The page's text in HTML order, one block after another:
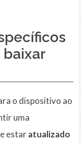
baixar
o dispositivo ao
uma
estaratualizado